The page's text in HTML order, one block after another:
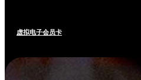
虚拟电子会员卡